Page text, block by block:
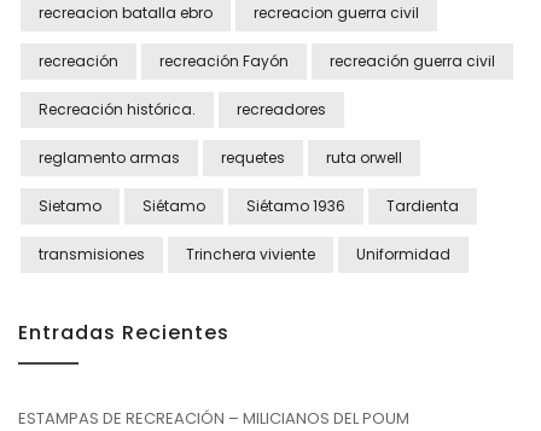
recreacion batalla ebro recreacion guerra civil
recreación recreación Fayón recreación guerra civil
Recreación histórica. recreadores
reglamento armas requetes ruta orwell
Sietamo Siétamo Siétamo 1936 Tardienta
transmisiones Trinchera viviente Uniformidad
Entradas Recientes
ESTAMPAS DE RECREACIÓN – MILICIANOS DEL POUM